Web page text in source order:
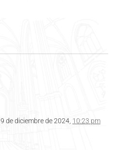
9 de diciembre de 2024, 10:23 pm